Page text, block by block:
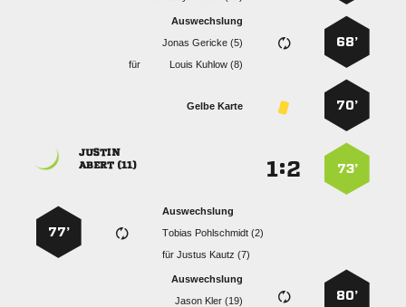
68’
Auswechslung
  
für
  
70’
Gelbe Karte
73’
:

 
Auswechslung
  
für  
77’
80’
Auswechslung
  